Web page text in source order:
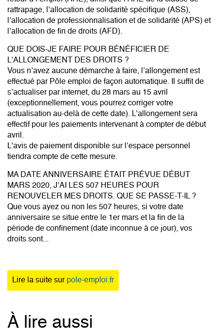
rattrapage, l’allocation de solidarité spécifique (ASS),
l’allocation de professionnalisation et de solidarité (APS) et
l’allocation de fin de droits (AFD).
QUE DOIS-JE FAIRE POUR BÉNÉFICIER DE
L’ALLONGEMENT DES DROITS ?
Vous n’avez aucune démarche à faire, l’allongement est
effectué par Pôle emploi de façon automatique. Il suffit de
s’actualiser par internet, du 28 mars au 15 avril
(exceptionnellement, vous pourrez corriger votre
actualisation au-delà de cette date). L’allongement sera
effectif pour les paiements intervenant à compter de début
avril.
L’avis de paiement disponible sur l’espace personnel
tiendra compte de cette mesure.
MA DATE ANNIVERSAIRE ÉTAIT PRÉVUE DÉBUT
MARS 2020, J’AI LES 507 HEURES POUR
RENOUVELER MES DROITS. QUE SE PASSE-T-IL ?
Que vous ayez ou non les 507 heures, si votre date
anniversaire se situe entre le 1er mars et la fin de la
période de confinement (date inconnue à ce jour), vos
droits sont...
Lire la suite sur pole-emploi.fr
À lire aussi